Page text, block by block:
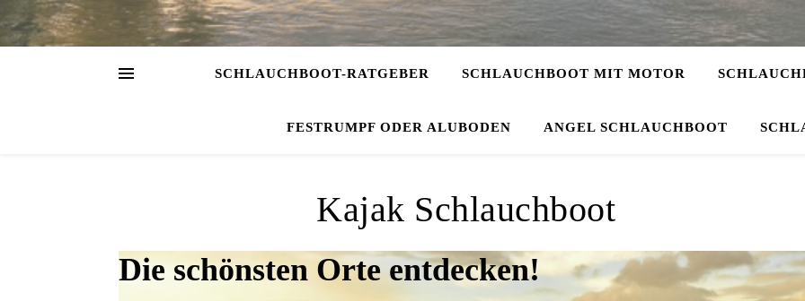
SCHLAUCHBOOT-RATGEBER SCHLAUCHBOOT MIT MOTOR
FESTRUMPF ODER ALUBODEN ANGEL SCHLAUCHBOOT
Kajak Schlauchboot
Die schönsten Orte entdecken!